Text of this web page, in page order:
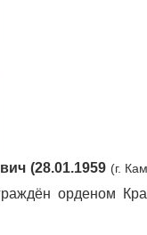
(28.01.1959 (г.
орденом